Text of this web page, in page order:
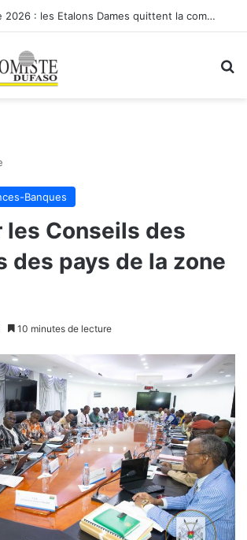
CAN féminine 2026 : les Etalons Dames quittent la compétition
Banques
les Conseils des
des pays de la zone
10 minutes de lecture